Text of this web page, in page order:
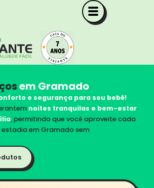
em Gramado
e segurança para seu bebê!
noites tranquilas e bem-estar
, permitindo que você aproveite cada
em Gramado sem